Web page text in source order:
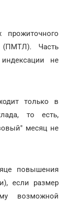
прожиточного
(ПМТЛ). Часть
не
только в
то есть,
месяц не
повышения
если размер
возможной